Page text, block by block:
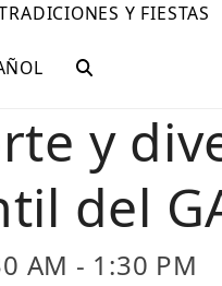
Y FIESTAS
y
del
AM - 1:30 PM